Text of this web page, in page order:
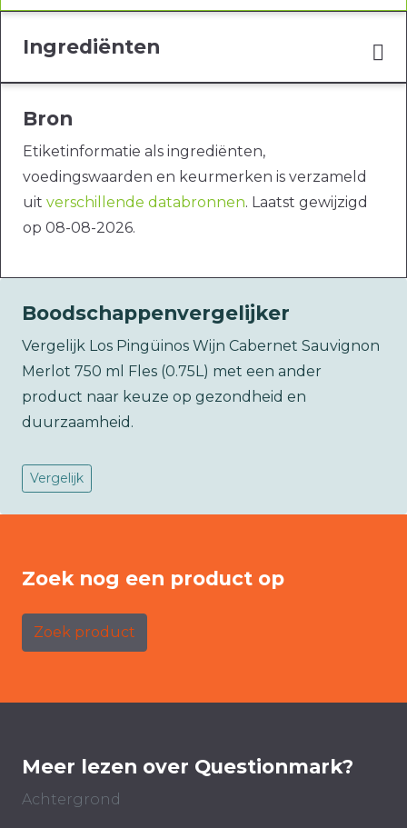
Ingrediënten
Bron
Etiketinformatie als ingrediënten,
voedingswaarden en keurmerken is verzameld
uit verschillende databronnen. Laatst gewijzigd
op 08-08-2026.
Boodschappenvergelijker
Vergelijk Los Pingüinos Wijn Cabernet Sauvignon
Merlot 750 ml Fles (0.75L) met een ander
product naar keuze op gezondheid en
duurzaamheid.
Vergelijk
Zoek nog een product op
Zoek product
Meer lezen over Questionmark?
Achtergrond